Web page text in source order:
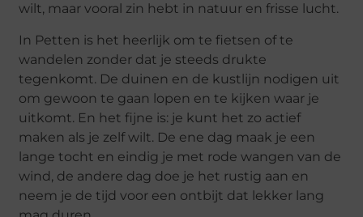
wilt, maar vooral zin hebt in natuur en frisse lucht.
In Petten is het heerlijk om te fietsen of te
wandelen zonder dat je steeds drukte
tegenkomt. De duinen en de kustlijn nodigen uit
om gewoon te gaan lopen en te kijken waar je
uitkomt. En het fijne is: je kunt het zo actief
maken als je zelf wilt. De ene dag maak je een
lange tocht en eindig je met rode wangen van de
wind, de andere dag doe je het rustig aan en
neem je de tijd voor een ontbijt dat lekker lang